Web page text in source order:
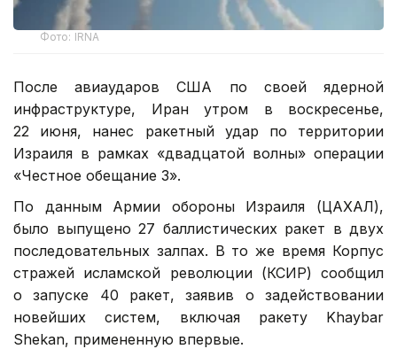
Фото: IRNA
После авиаударов США по своей ядерной
инфраструктуре, Иран утром в воскресенье,
22 июня, нанес ракетный удар по территории
Израиля в рамках «двадцатой волны» операции
«Честное обещание 3».
По данным Армии обороны Израиля (ЦАХАЛ),
было выпущено 27 баллистических ракет в двух
последовательных залпах. В то же время Корпус
стражей исламской революции (КСИР) сообщил
о запуске 40 ракет, заявив о задействовании
новейших систем, включая ракету Khaybar
Shekan, примененную впервые.